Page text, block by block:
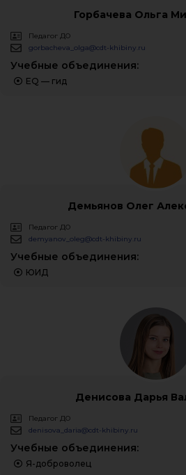
Горбачева Ольга
Педагог ДО
gorbacheva_olga@cdt-khibiny.ru
Учебные объединения:
EQ — гид
Демьянов Олег
Педагог ДО
demyanov_oleg@cdt-khibiny.ru
Учебные объединения:
ЮИД
Денисова Дарья
Педагог ДО
denisova_daria@cdt-khibiny.ru
Учебные объединения:
Я-доброволец